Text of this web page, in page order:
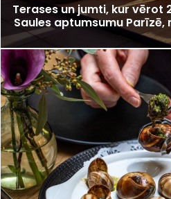
Terases un jumti, kur vērot
Saules aptumsumu